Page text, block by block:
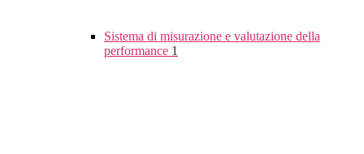
Sistema di misurazione e valutazione della
performance 1